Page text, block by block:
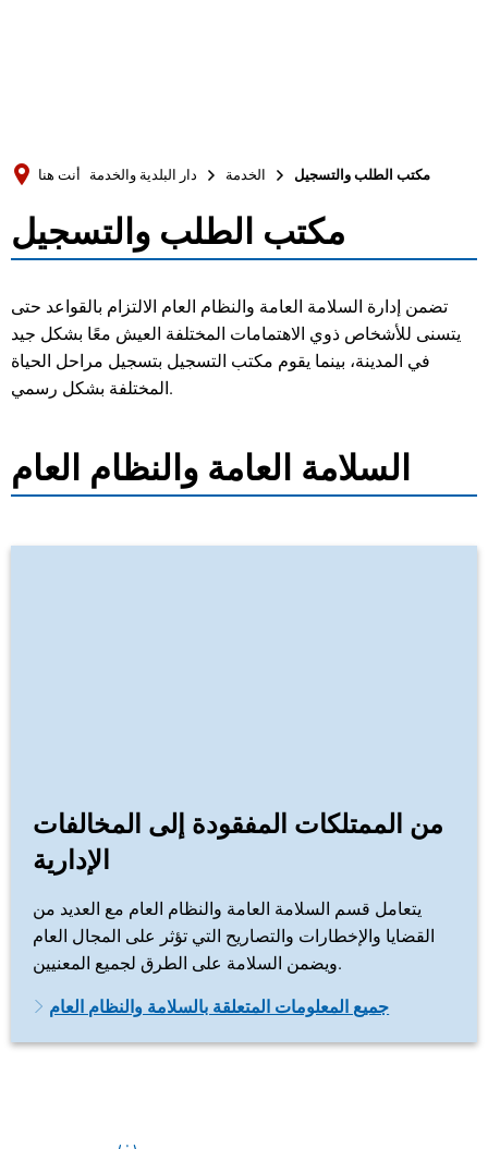
Български
Deutsch MENÜ
أنت هنا دار البلدية والخدمة الخدمة مكتب الطلب والتسجيل
مكتب
والتسجيل
مكتب الطلب والتسجيل
تضمن إدارة السلامة العامة والنظام العام الالتزام بالقواعد حتى
يتسنى للأشخاص ذوي الاهتمامات المختلفة العيش معًا بشكل جيد
في المدينة، بينما يقوم مكتب التسجيل بتسجيل مراحل الحياة
المختلفة بشكل رسمي.
السلامة العامة والنظام العام
من الممتلكات المفقودة إلى المخالفات
الإدارية
يتعامل قسم السلامة العامة والنظام العام مع العديد من
القضايا والإخطارات والتصاريح التي تؤثر على المجال العام
ويضمن السلامة على الطرق لجميع المعنيين.
جميع المعلومات المتعلقة بالسلامة والنظام العام